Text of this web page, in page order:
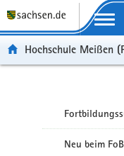
Portalübergreifende
Hochschule Meißen
Neu beim